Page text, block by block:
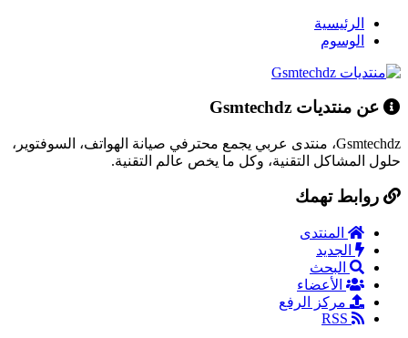
الرئيسية
الوسوم
عن منتديات Gsmtechdz
Gsmtechdz، منتدى عربي يجمع محترفي صيانة الهواتف، السوفتوير،
حلول المشاكل التقنية، وكل ما يخص عالم التقنية.
روابط تهمك
المنتدى
الجديد
البحث
الأعضاء
مركز الرفع